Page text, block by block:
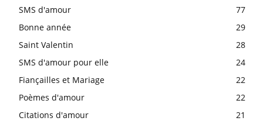
SMS d'amour
77
Bonne année
29
Saint Valentin
28
SMS d'amour pour elle
24
Fiançailles et Mariage
22
Poèmes d'amour
22
Citations d'amour
21